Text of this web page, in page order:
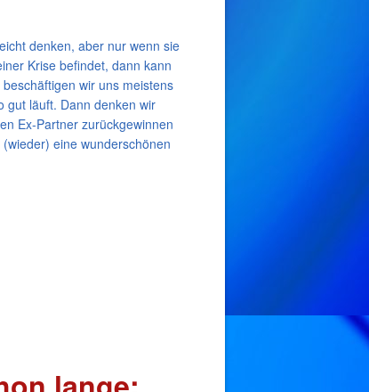
denken, aber nur wenn sie
Krise befindet, dann kann
wir uns meistens
gut läuft. Dann denken wir
Ex-Partner zurückgewinnen
eine wunderschönen